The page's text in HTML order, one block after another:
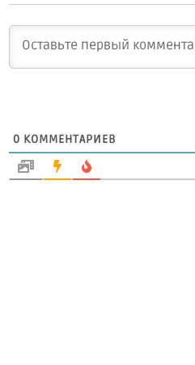
0 КОММЕНТАРИЕВ